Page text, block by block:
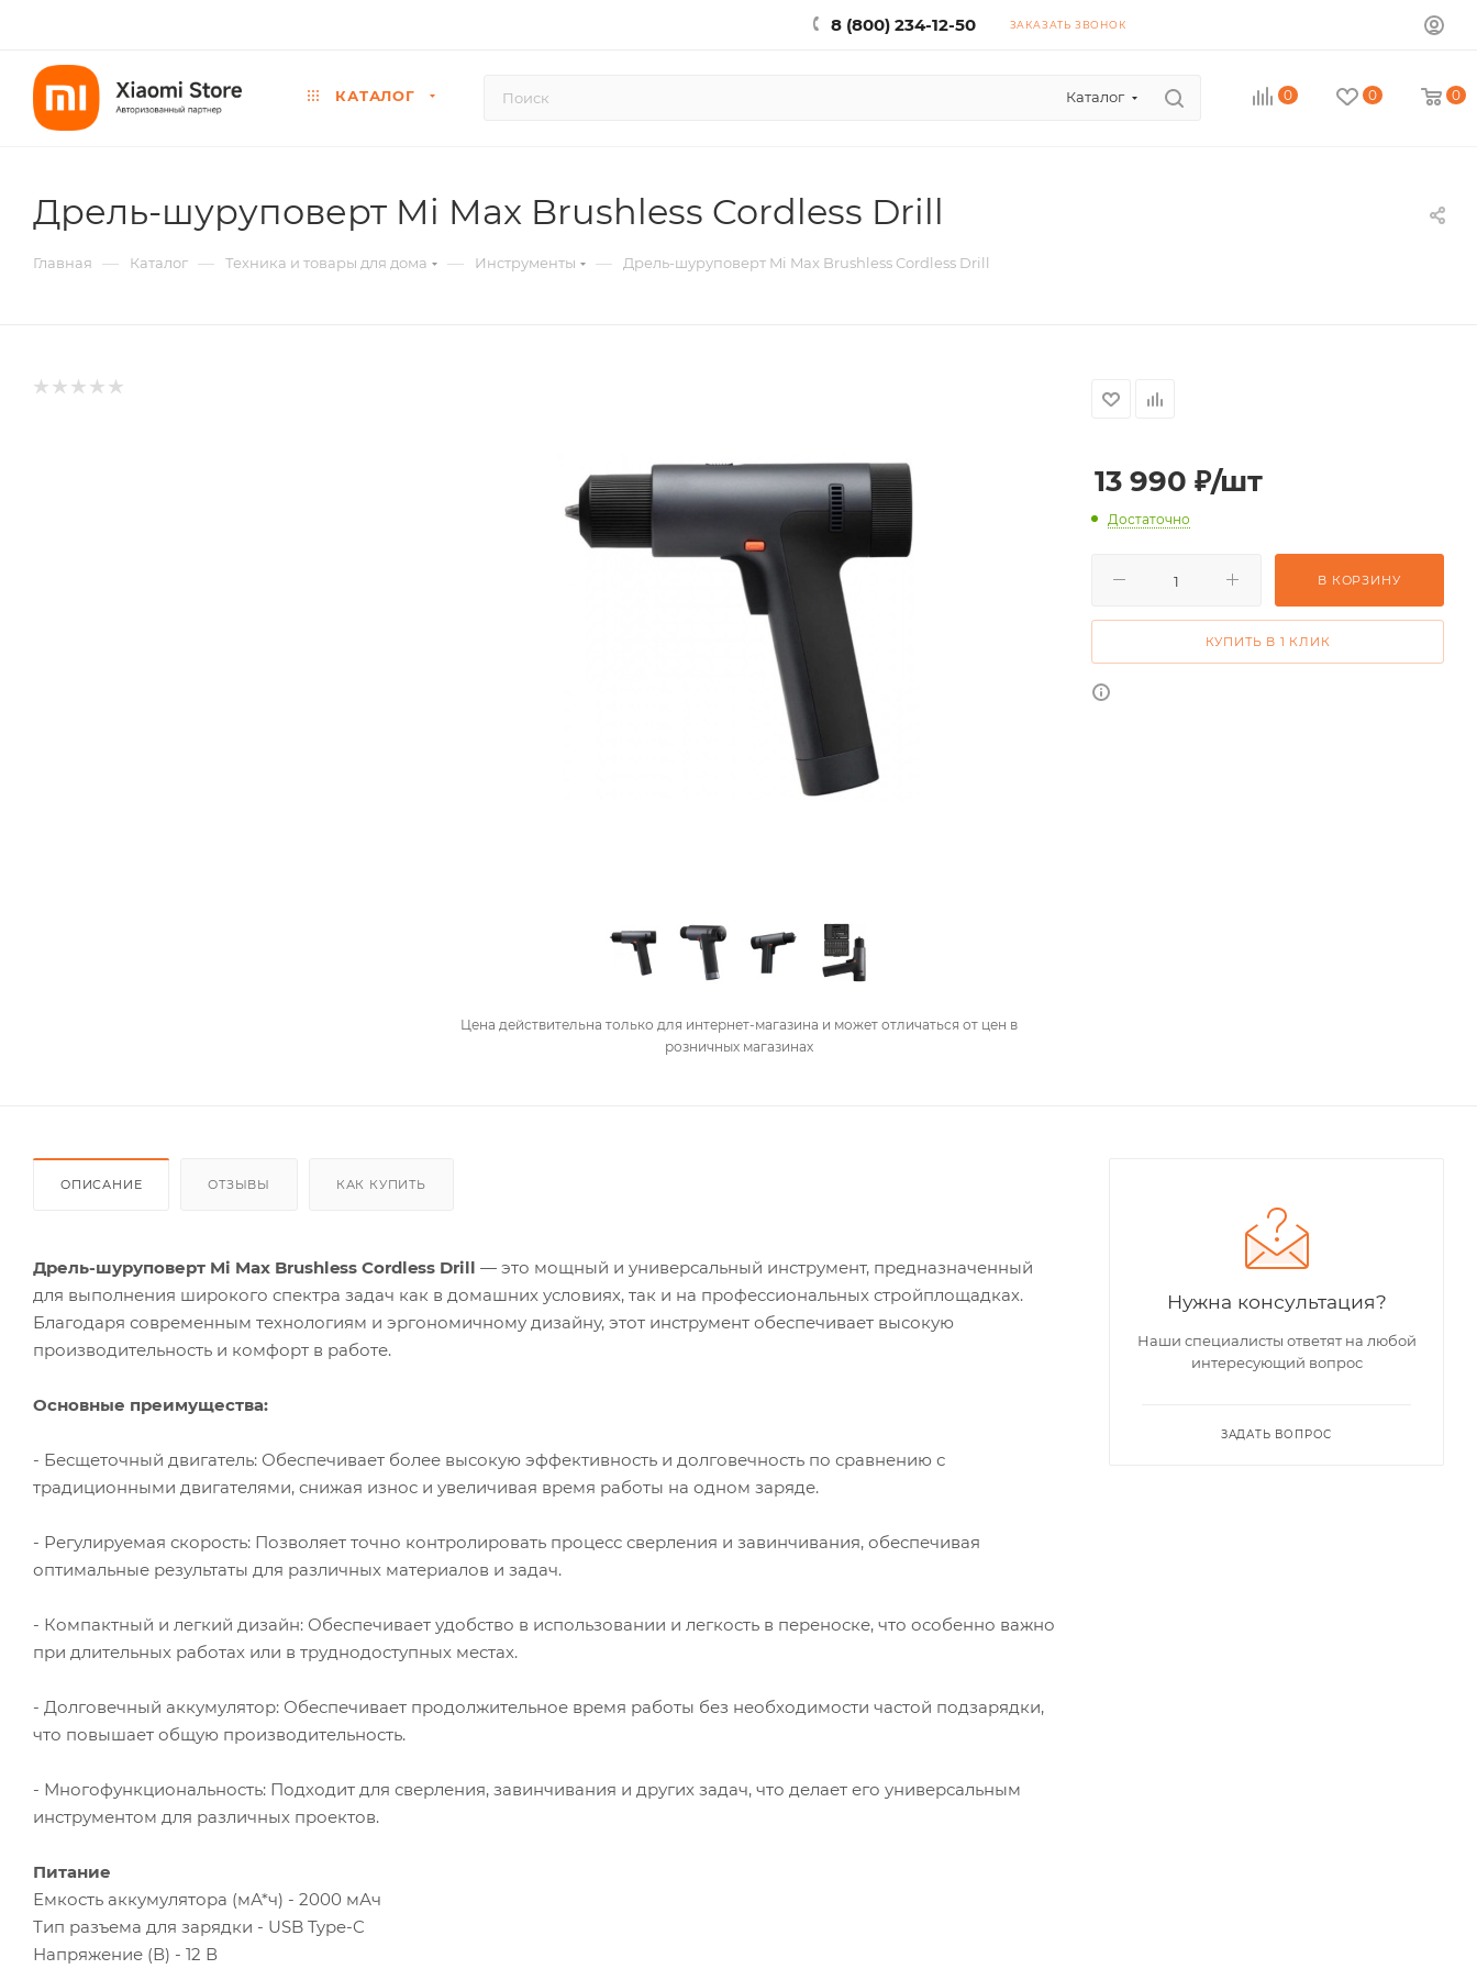
8 (800) 234-12-50 ЗАКАЗАТЬ ЗВОНОК
КАТАЛОГ Каталог 0 0 0
Дрель-шуруповерт Mi Max Brushless Cordless Drill
Главная — Каталог — Техника и товары для дома — Инструменты — Дрель-шуруповерт Mi Max Brushless Cordless Drill
Цена действительна только для интернет-магазина и может отличаться от цен в
розничных магазинах
13 990 ₽/шт
Достаточно
В КОРЗИНУ
КУПИТЬ В 1 КЛИК
ОПИСАНИЕ ОТЗЫВЫ КАК КУПИТЬ
Дрель-шуруповерт Mi Max Brushless Cordless Drill — это мощный и универсальный инструмент, предназначенный
для выполнения широкого спектра задач как в домашних условиях, так и на профессиональных стройплощадках.
Благодаря современным технологиям и эргономичному дизайну, этот инструмент обеспечивает высокую
производительность и комфорт в работе.
Основные преимущества:
- Бесщеточный двигатель: Обеспечивает более высокую эффективность и долговечность по сравнению с
традиционными двигателями, снижая износ и увеличивая время работы на одном заряде.
- Регулируемая скорость: Позволяет точно контролировать процесс сверления и завинчивания, обеспечивая
оптимальные результаты для различных материалов и задач.
- Компактный и легкий дизайн: Обеспечивает удобство в использовании и легкость в переноске, что особенно важно
при длительных работах или в труднодоступных местах.
- Долговечный аккумулятор: Обеспечивает продолжительное время работы без необходимости частой подзарядки,
что повышает общую производительность.
- Многофункциональность: Подходит для сверления, завинчивания и других задач, что делает его универсальным
инструментом для различных проектов.
Питание
Емкость аккумулятора (мА*ч) - 2000 мАч
Тип разъема для зарядки - USB Type-C
Напряжение (В) - 12 В
Нужна консультация?
Наши специалисты ответят на любой
интересующий вопрос
ЗАДАТЬ ВОПРОС